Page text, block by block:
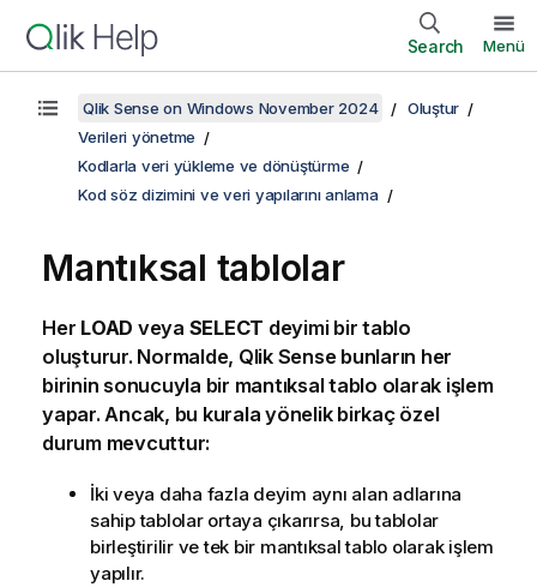
Search Menü
Qlik Sense on Windows November 2024
Oluştur
Verileri yönetme
Kodlarla veri yükleme ve dönüştürme
Kod söz dizimini ve veri yapılarını anlama
Mantıksal tablolar
Her LOAD veya SELECT deyimi bir tablo
oluşturur. Normalde, Qlik Sensebunların her
birinin sonucuyla bir mantıksal tablo olarak işlem
yapar. Ancak, bu kurala yönelik birkaç özel
durum mevcuttur:
İki veya daha fazla deyim aynı alan adlarına
sahip tablolar ortaya çıkarırsa, bu tablolar
birleştirilir ve tek bir mantıksal tablo olarak işlem
yapılır.